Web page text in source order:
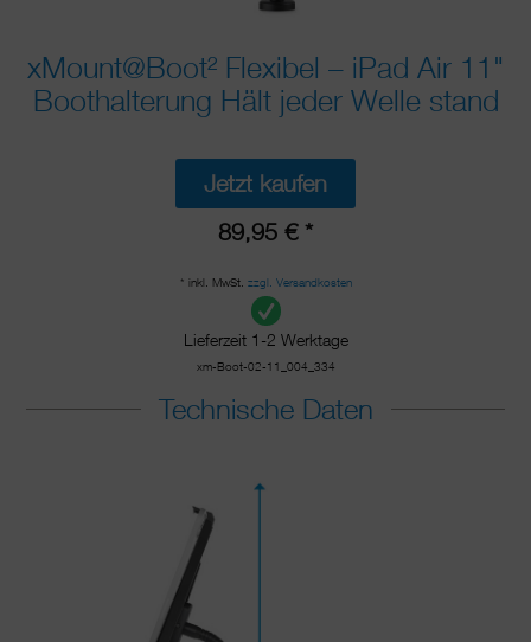
xMount@Boot² Flexibel – iPad Air 11"
Boothalterung Hält jeder Welle stand
Jetzt kaufen
89,95 € *
* inkl. MwSt. zzgl. Versandkosten
Lieferzeit 1-2 Werktage
xm-Boot-02-11_004_334
Technische Daten